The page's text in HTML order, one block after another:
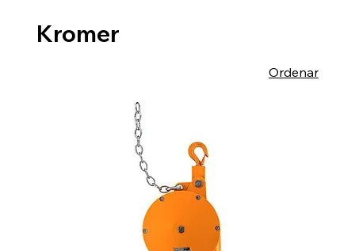
Kromer
Ordenar